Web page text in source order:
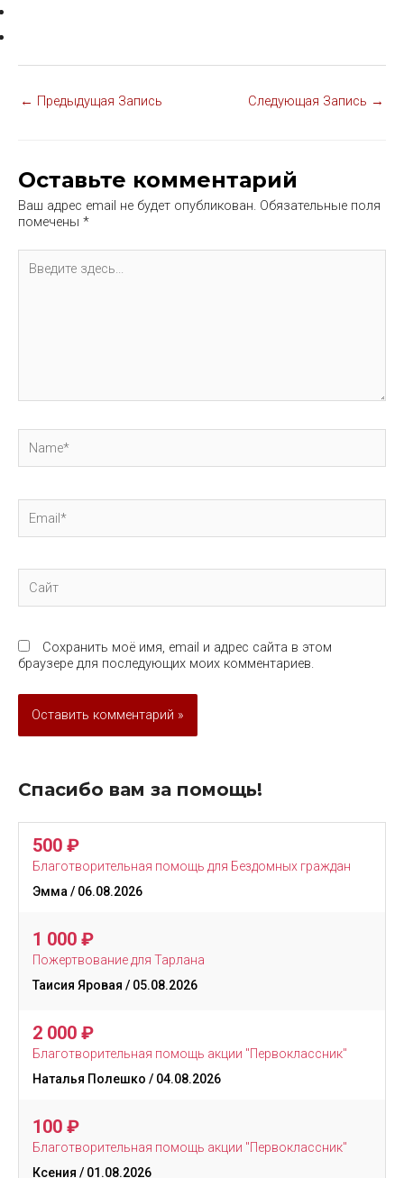
Навигация
по
← Предыдущая Запись Следующая Запись →
Оставьте комментарий
Ваш адрес email не будет опубликован. Обязательные поля
помечены *
здесь...
Сохранить моё имя, email и адрес сайта в этом
браузере для последующих моих комментариев.
Спасибо вам за помощь!
500 ₽
Благотворительная помощь для Бездомных граждан
Эмма / 06.08.2026
1 000 ₽
Пожертвование для Тарлана
Таисия Яровая / 05.08.2026
2 000 ₽
Благотворительная помощь акции "Первоклассник"
Наталья Полешко / 04.08.2026
100 ₽
Благотворительная помощь акции "Первоклассник"
Ксения / 01.08.2026